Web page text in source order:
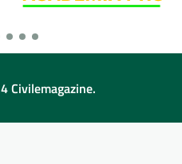
Civilemagazine.